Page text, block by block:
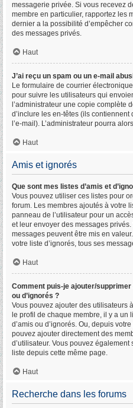
messagerie privée. Si vous recevez
membre en particulier, rapportez les
dernier a la possibilité d’empêcher
des messages privés.
Haut
J’ai reçu un spam ou un e-mail
Le formulaire de courrier
pour suivre les utilisateurs qui
l’administrateur une copie complète
d’inclure les en-têtes (ils contiennent
l’e-mail). L’administrateur pourra
Haut
Amis et ignorés
Que sont mes listes d’amis et
Vous pouvez utiliser ces listes pour
forum. Les membres ajoutés à votre
panneau de l’utilisateur pour un
et leur envoyer des messages
messages peuvent être mis en
votre liste d’ignorés, tous ses
Haut
Comment puis-je ajouter/
ou d’ignorés ?
Vous pouvez ajouter des utilisateurs
le profil de chaque membre, il y a un
d’amis ou d’ignorés. Ou, depuis
pouvez ajouter directement des
d’utilisateur. Vous pouvez
liste depuis cette même page.
Haut
Recherche dans les forums